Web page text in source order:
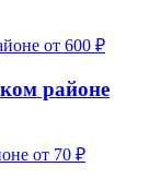
от 600 ₽
районе
от 70 ₽